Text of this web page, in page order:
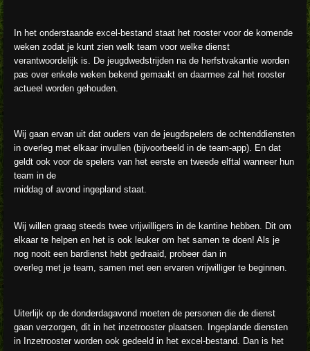
In het onderstaande excel-bestand staat het rooster voor de komende
weken zodat je kunt zien welk team voor welke dienst
verantwoordelijk is. De jeugdwedstrijden na de herfstvakantie worden
pas over enkele weken bekend gemaakt en daarmee zal het rooster
actueel worden gehouden.
Wij gaan ervan uit dat ouders van de jeugdspelers de ochtenddiensten
in overleg met elkaar invullen (bijvoorbeeld in de team-app). En dat
geldt ook voor de spelers van het eerste en tweede elftal wanneer hun
team in de
middag of avond ingepland staat.
Wij willen graag steeds twee vrijwilligers in de kantine hebben. Dit om
elkaar te helpen en het is ook leuker om het samen te doen! Als je
nog nooit een bardienst hebt gedraaid, probeer dan in
overleg met je team, samen met een ervaren vrijwilliger te beginnen.
Uiterlijk op de donderdagavond moeten de personen die de dienst
gaan verzorgen, dit in het inzetrooster plaatsen. Ingeplande diensten
in Inzetrooster worden ook gedeeld in het excel-bestand. Dan is het